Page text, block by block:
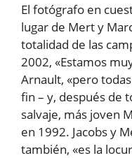
El fotógrafo en
lugar de Mert y
totalidad de las
2002, «Estamos
Arnault, «pero
fin – y, después de
salvaje, más joven
en 1992. Jacobs y
también, «es la